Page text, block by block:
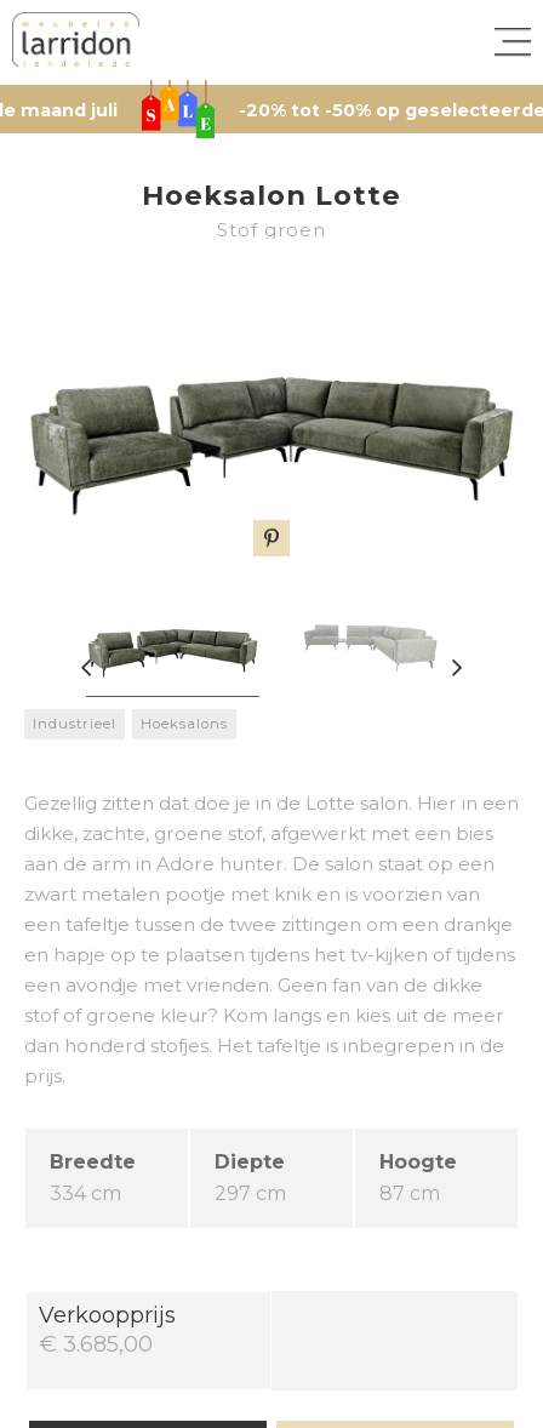
juli -20% tot -50% op geselecteerde
Hoeksalon Lotte
Stof groen
Industrieel Hoeksalons
Gezellig zitten dat doe je in de Lotte salon. Hier in een
dikke, zachte, groene stof, afgewerkt met een bies
aan de arm in Adore hunter. De salon staat op een
zwart metalen pootje met knik en is voorzien van
een tafeltje tussen de twee zittingen om een drankje
en hapje op te plaatsen tijdens het tv-kijken of tijdens
een avondje met vrienden. Geen fan van de dikke
stof of groene kleur? Kom langs en kies uit de meer
dan honderd stofjes. Het tafeltje is inbegrepen in de
prijs.
Breedte
334 cm
Diepte
297 cm
Hoogte
87 cm
Verkoopprijs
€ 3.685,00